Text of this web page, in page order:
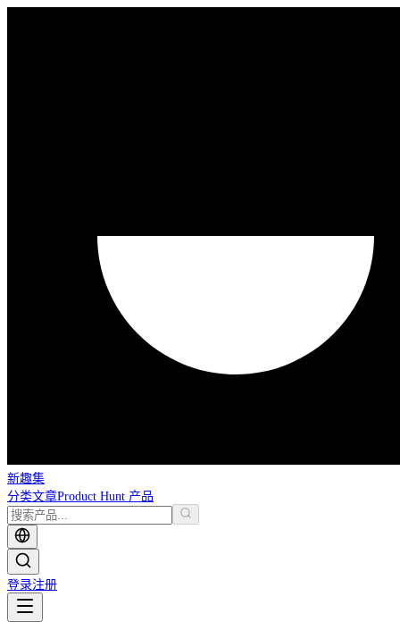
新趣集
分类文章Product Hunt 产品
登录注册